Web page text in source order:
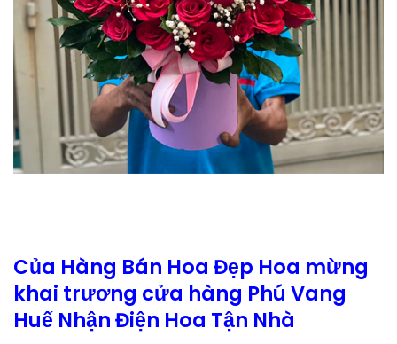
Của Hàng Bán Hoa Đẹp Hoa mừng
khai trương cửa hàng Phú Vang
Huế Nhận Điện Hoa Tận Nhà